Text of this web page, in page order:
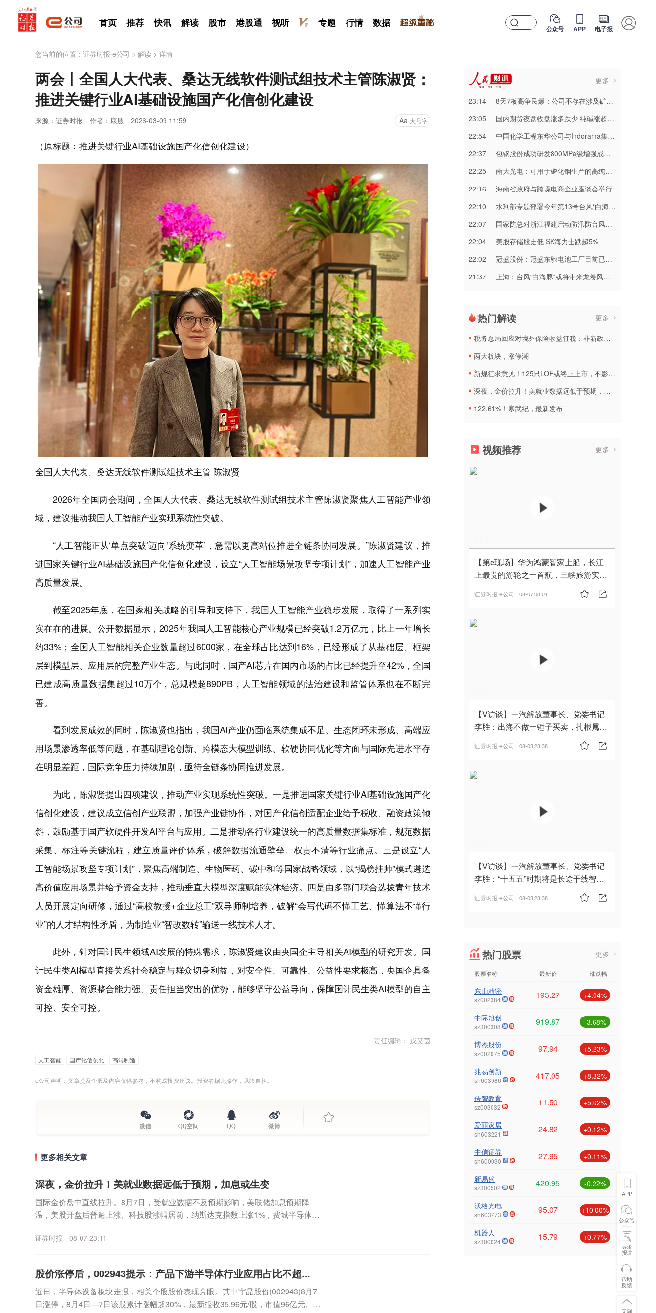
首页 推荐 快讯 解读 股市 港股通 视听 专题 行情 数据 公众号 APP 电子报
您当前的位置： 证券时报·e公司 > 解读 > 详情
两会丨全国人大代表、桑达无线软件测试组技术主管陈淑贤：
推进关键行业AI基础设施国产化信创化建设
来源：证券时报 作者：康殷 2026-03-09 11:59 Aa 大号字
（原标题：推进关键行业AI基础设施国产化信创化建设）
全国人大代表、桑达无线软件测试组技术主管 陈淑贤
2026年全国两会期间，全国人大代表、桑达无线软件测试组技术主管陈淑贤聚焦人工智能产业领
域，建议推动我国人工智能产业实现系统性突破。
“人工智能正从‘单点突破’迈向‘系统变革’，急需以更高站位推进全链条协同发展。”陈淑贤建议，推
进国家关键行业AI基础设施国产化信创化建设，设立“人工智能场景攻坚专项计划”，加速人工智能产业
高质量发展。
截至2025年底，在国家相关战略的引导和支持下，我国人工智能产业稳步发展，取得了一系列实
实在在的进展。公开数据显示，2025年我国人工智能核心产业规模已经突破1.2万亿元，比上一年增长
约33%；全国人工智能相关企业数量超过6000家，在全球占比达到16%，已经形成了从基础层、框架
层到模型层、应用层的完整产业生态。与此同时，国产AI芯片在国内市场的占比已经提升至42%，全国
已建成高质量数据集超过10万个，总规模超890PB，人工智能领域的法治建设和监管体系也在不断完
善。
看到发展成效的同时，陈淑贤也指出，我国AI产业仍面临系统集成不足、生态闭环未形成、高端应
用场景渗透率低等问题，在基础理论创新、跨模态大模型训练、软硬协同优化等方面与国际先进水平存
在明显差距，国际竞争压力持续加剧，亟待全链条协同推进发展。
为此，陈淑贤提出四项建议，推动产业实现系统性突破。一是推进国家关键行业AI基础设施国产化
信创化建设，建议成立信创产业联盟，加强产业链协作，对国产化信创适配企业给予税收、融资政策倾
斜，鼓励基于国产软硬件开发AI平台与应用。二是推动各行业建设统一的高质量数据集标准，规范数据
采集、标注等关键流程，建立质量评价体系，破解数据流通壁垒、权责不清等行业痛点。三是设立“人
工智能场景攻坚专项计划”，聚焦高端制造、生物医药、碳中和等国家战略领域，以“揭榜挂帅”模式遴选
高价值应用场景并给予资金支持，推动垂直大模型深度赋能实体经济。四是由多部门联合选拔青年技术
人员开展定向研修，通过“高校教授+企业总工”双导师制培养，破解“会写代码不懂工艺、懂算法不懂行
业”的人才结构性矛盾，为制造业“智改数转”输送一线技术人才。
此外，针对国计民生领域AI发展的特殊需求，陈淑贤建议由央国企主导相关AI模型的研究开发。国
计民生类AI模型直接关系社会稳定与群众切身利益，对安全性、可靠性、公益性要求极高，央国企具备
资金雄厚、资源整合能力强、责任担当突出的优势，能够坚守公益导向，保障国计民生类AI模型的自主
可控、安全可控。
责任编辑： 戎艾茵
人工智能 国产化信创化 高端制造
e公司声明：文章提及个股及内容仅供参考，不构成投资建议。投资者据此操作，风险自担。
微信 QQ空间 QQ 微博
更多相关文章
深夜，金价拉升！美就业数据远低于预期，加息或生变
国际金价盘中直线拉升。8月7日，受就业数据不及预期影响，美联储加息预期降
温，美股开盘后普遍上涨。科技股涨幅居前，纳斯达克指数上涨1%，费城半导体指
证券时报 08-07 23:11
股价涨停后，002943提示：产品下游半导体行业应用占比不超...
近日，半导体设备板块走强，相关个股股价表现亮眼。其中宇晶股份(002943)8月7
日涨停，8月4日—7日该股累计涨幅超30%，最新报收35.96元/股，市值96亿元。8
更多
23:14
8天7板高争民爆：公司不存在涉及矿山资产注入和重大资产重组的具体计划
23:05
国内期货夜盘收盘涨多跌少 纯碱涨超3%
22:54
中国化学工程东华公司与Indorama集团正式签署安阳清洁制气示范项目EPC合同
22:37
包钢股份成功研发800MPa级增强成形性稀土热轧汽车钢
22:25
南大光电：可用于磷化铟生产的高纯三甲基铟产能目前约为2吨/年
22:16
海南省政府与跨境电商企业座谈会举行
22:10
水利部专题部署今年第13号台风“白海豚” 暴雨洪水防御工作
22:07
国家防总对浙江福建启动防汛防台风三级应急响应
22:04
美股存储股走低 SK海力士跌超5%
22:02
冠盛股份：冠盛东驰电池工厂目前已进入全面联机调试工作
21:37
上海：台风“白海豚”或将带来龙卷风等极端影响
热门解读 更多
税务总局回应对境外保险收益征税：非新政策，无需过度解读
两大板块，涨停潮
新规征求意见！125只LOF或终止上市，不影响基金正常投资运作
深夜，金价拉升！美就业数据远低于预期，加息或生变
122.61%！寒武纪，最新发布
视频推荐 更多
【第e现场】华为鸿蒙智家上船，长江
上最贵的游轮之一首航，三峡旅游实
证券时报·e公司 08-07 08:01
【V访谈】一汽解放董事长、党委书记
李胜：出海不做一锤子买卖，扎根属
证券时报·e公司 08-03 23:38
【V访谈】一汽解放董事长、党委书记
李胜：“十五五”时期将是长途干线智能
证券时报·e公司 08-03 23:38
热门股票 更多
股票名称 最新价 涨跌幅
东山精密
sz002384 195.27 +4.04%
中际旭创
sz300308 919.87 -3.68%
博杰股份
sz002975 97.94 +5.23%
兆易创新
sh603986 417.05 +8.32%
传智教育
sz003032 11.50 +5.02%
爱丽家居
sh603221 24.82 +0.12%
中信证券
sh600030 27.95 +0.11%
新易盛
sz300502 420.95 -0.22%
沃格光电
sh603773 95.07 +10.00%
机器人
sz300024 15.79 +0.77%
APP
公众号
寻求
报道
帮助
反馈
回到